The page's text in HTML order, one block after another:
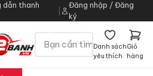
dẫn thanh
Đăng nhập / Đăng
ký
Danh sách
yêu thích
Giỏ
hàng